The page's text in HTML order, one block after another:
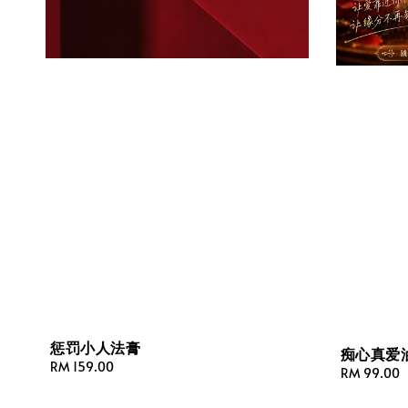
惩罚小人法膏
Regular
RM 159.00
痴心真爱
Regular
RM 99.00